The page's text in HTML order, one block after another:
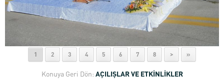
1 2 3 4 5 6 7 8 > »
Konuya Geri Dön: AÇILIŞLAR VE ETKİNLİKLER